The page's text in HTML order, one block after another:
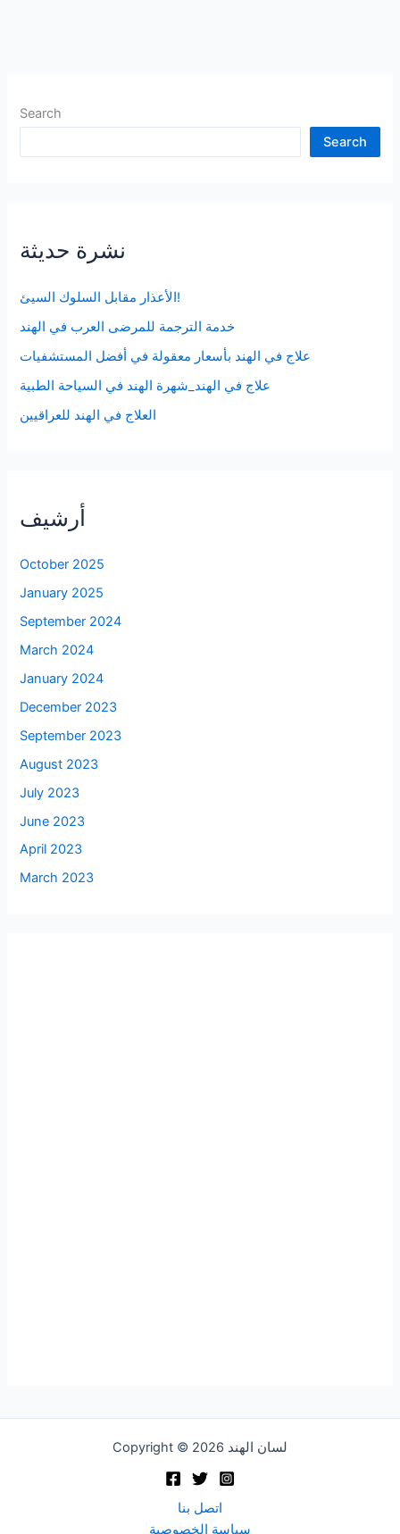
Search
Search
نشرة حديثة
الأعذار مقابل السلوك السيئ!
خدمة الترجمة للمرضى العرب في الهند
علاج في الهند بأسعار معقولة في أفضل المستشفيات
علاج في الهند_شهرة الهند في السياحة الطبية
العلاج في الهند للعراقيين
أرشيف
October 2025
January 2025
September 2024
March 2024
January 2024
December 2023
September 2023
August 2023
July 2023
June 2023
April 2023
March 2023
Copyright © 2026 لسان الهند
اتصل بنا
سياسة الخصوصية